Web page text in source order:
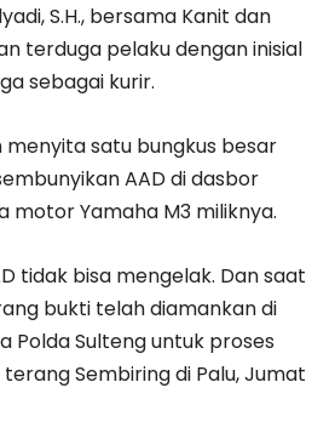
S.H., bersama Kanit dan
terduga pelaku dengan inisial
sebagai kurir.
satu bungkus besar
AAD di dasbor
motor Yamaha M3 miliknya.
tidak bisa mengelak. Dan saat
bukti telah diamankan di
Polda Sulteng untuk proses
terang Sembiring di Palu, Jumat